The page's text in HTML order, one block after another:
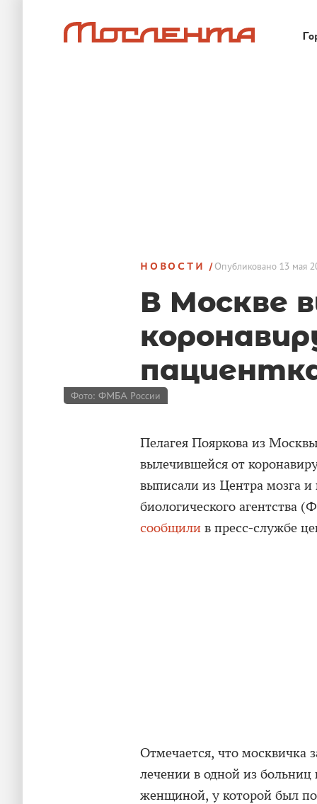
НОВОСТИ Опубликовано13 мая
В Москве
Фото: ФМБА России
Пелагея Пояркова из
вылечившейся от
выписали из Центра мозга
биологического агентства
сообщили в пресс-службе
Отмечается, что москвичка
лечении в одной из больниц
женщиной, у которой был